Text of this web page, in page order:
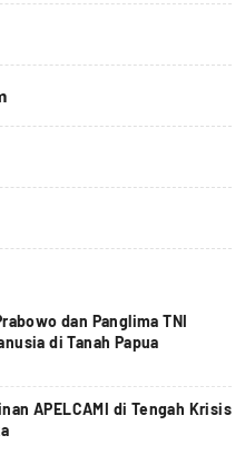
dan Panglima TNI
di Tanah Papua
APELCAMI di Tengah Krisis